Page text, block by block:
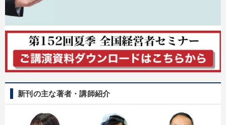
新刊の主な著者・講師紹介